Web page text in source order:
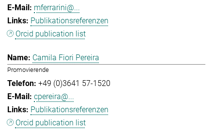
mferrarini@...
Publikationsreferenzen
Orcid publication list
Camila Fiori Pereira
Promovierende
+49 (0)3641 57-1520
cpereira@...
Publikationsreferenzen
Orcid publication list